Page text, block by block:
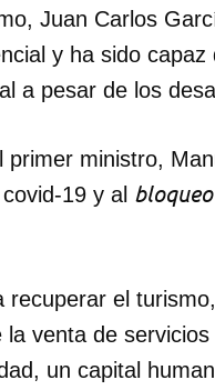
Juan Carlos
y ha sido capaz
a pesar de los
ministro,
19 y al bloqueo
el
venta de
un capital